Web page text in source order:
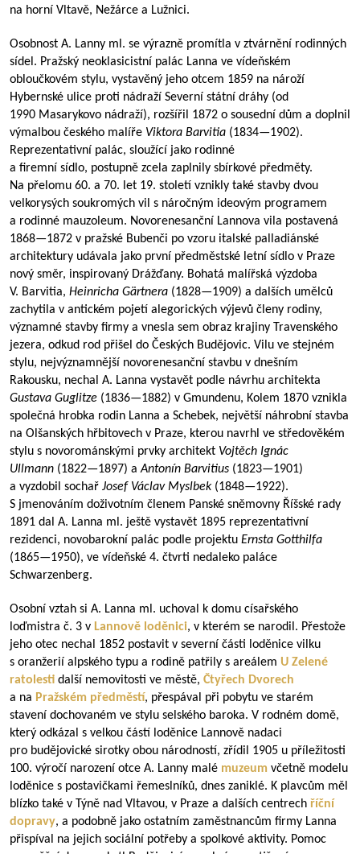
na horní Vltavě, Nežárce a Lužnici.
Osobnost A. Lanny ml. se výrazně promítla v ztvárnění rodinných
sídel. Pražský neoklasicistní palác Lanna ve vídeňském
obloučkovém stylu, vystavěný jeho otcem 1859 na nároží
Hybernské ulice proti nádraží Severní státní dráhy (od
1990 Masarykovo nádraží), rozšířil 1872 o sousední dům a doplnil
výmalbou českého malíře Viktora Barvitia (1834—1902).
Reprezentativní palác, sloužící jako rodinné
a firemní sídlo, postupně zcela zaplnily sbírkové předměty.
Na přelomu 60. a 70. let 19. století vznikly také stavby dvou
velkorysých soukromých vil s náročným ideovým programem
a rodinné mauzoleum. Novorenesanční Lannova vila postavená
1868—1872 v pražské Bubenči po vzoru italské palladiánské
architektury udávala jako první předměstské letní sídlo v Praze
nový směr, inspirovaný Drážďany. Bohatá malířská výzdoba
V. Barvitia, Heinricha Gärtnera (1828—1909) a dalších umělců
zachytila v antickém pojetí alegorických výjevů členy rodiny,
významné stavby firmy a vnesla sem obraz krajiny Travenského
jezera, odkud rod přišel do Českých Budějovic. Vilu ve stejném
stylu, nejvýznamnější novorenesanční stavbu v dnešním
Rakousku, nechal A. Lanna vystavět podle návrhu architekta
Gustava Guglitze (1836—1882) v Gmundenu, Kolem 1870 vznikla
společná hrobka rodin Lanna a Schebek, největší náhrobní stavba
na Olšanských hřbitovech v Praze, kterou navrhl ve středověkém
stylu s novorománskými prvky architekt Vojtěch Ignác
Ullmann (1822—1897) aAntonín Barvitius (1823—1901)
a vyzdobil sochař Josef Václav Myslbek (1848—1922).
S jmenováním doživotním členem Panské sněmovny Říšské rady
1891 dal A. Lanna ml. ještě vystavět 1895 reprezentativní
rezidenci, novobarokní palác podle projektu Ernsta Gotthilfa
(1865—1950), ve vídeňské 4. čtvrti nedaleko paláce
Schwarzenberg.
Osobní vztah si A. Lanna ml. uchoval k domu císařského
loďmistra č. 3 v Lannově loděnici, v kterém se narodil. Přestože
jeho otec nechal 1852 postavit v severní části loděnice vilku
s oranžerií alpského typu a rodině patřily s areálem U Zelené
ratolesti další nemovitosti ve městě, Čtyřech Dvorech
a na Pražském předměstí, přespával při pobytu ve starém
stavení dochovaném ve stylu selského baroka. V rodném domě,
který odkázal s velkou částí loděnice Lannově nadaci
pro budějovické sirotky obou národností, zřídil 1905 u příležitosti
100. výročí narození otce A. Lanny malé muzeum včetně modelu
loděnice s postavičkami řemeslníků, dnes zaniklé. K plavcům měl
blízko také v Týně nad Vltavou, v Praze a dalších centrech říční
dopravy, a podobně jako ostatním zaměstnancům firmy Lanna
přispíval na jejich sociální potřeby a spolkové aktivity. Pomoc